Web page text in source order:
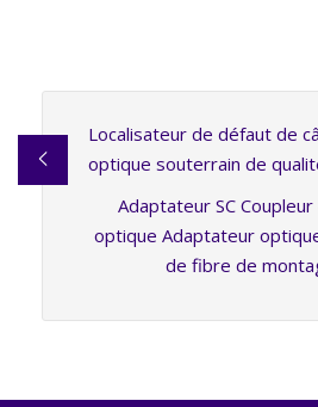
Localisateur de défaut de
optique souterrain de
Adaptateur SC
optique Adaptateur
de fibre de